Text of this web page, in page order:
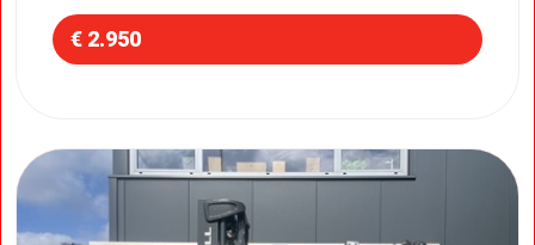
€ 2.950